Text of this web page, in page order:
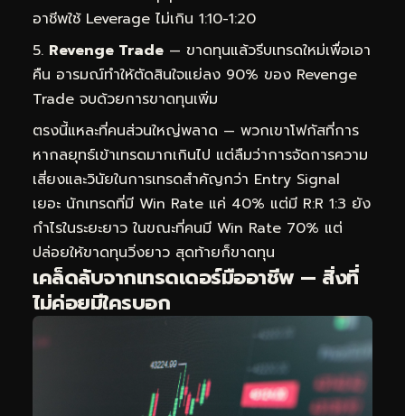
อาชีพใช้ Leverage ไม่เกิน 1:10-1:20
Revenge Trade — ขาดทุนแล้วรีบเทรดใหม่เพื่อเอา
คืน อารมณ์ทำให้ตัดสินใจแย่ลง 90% ของ Revenge
Trade จบด้วยการขาดทุนเพิ่ม
ตรงนี้แหละที่คนส่วนใหญ่พลาด — พวกเขาโฟกัสที่การ
หากลยุทธ์เข้าเทรดมากเกินไป แต่ลืมว่าการจัดการความ
เสี่ยงและวินัยในการเทรดสำคัญกว่า Entry Signal
เยอะ นักเทรดที่มี Win Rate แค่ 40% แต่มี R:R 1:3 ยัง
กำไรในระยะยาว ในขณะที่คนมี Win Rate 70% แต่
ปล่อยให้ขาดทุนวิ่งยาว สุดท้ายก็ขาดทุน
เคล็ดลับจากเทรดเดอร์มืออาชีพ — สิ่งที่
ไม่ค่อยมีใครบอก